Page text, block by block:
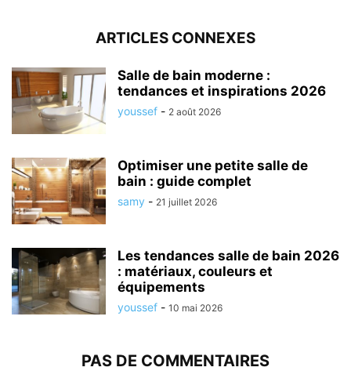
ARTICLES CONNEXES
Salle de bain moderne :
tendances et inspirations 2026
youssef - 2 août 2026
Optimiser une petite salle de
bain : guide complet
samy - 21 juillet 2026
Les tendances salle de bain 2026
: matériaux, couleurs et
équipements
youssef - 10 mai 2026
PAS DE COMMENTAIRES